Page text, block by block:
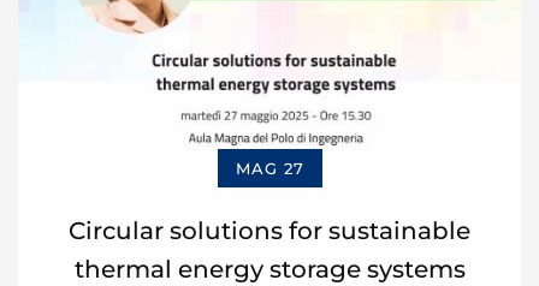
MAG 27
Circular solutions for sustainable
thermal energy storage systems